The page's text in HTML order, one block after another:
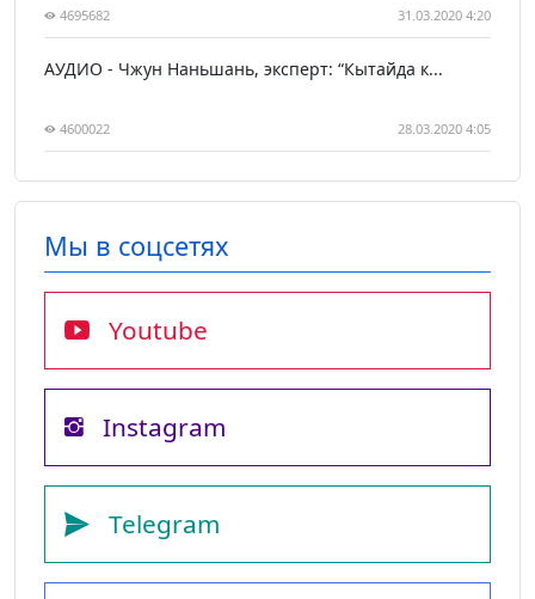
4695682 31.03.2020 4:20
АУДИО - Чжун Наньшань, эксперт: “Кытайда к...
4600022 28.03.2020 4:05
Мы в соцсетях
Youtube
Instagram
Telegram